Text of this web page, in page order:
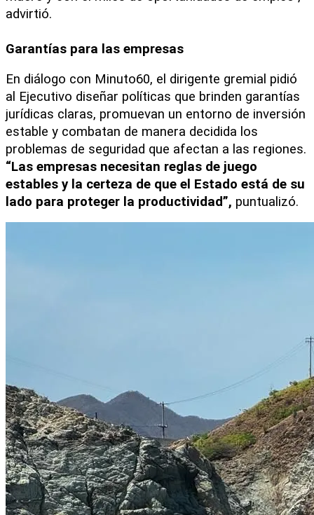
advirtió.
Garantías para las empresas
En diálogo con Minuto60, el dirigente gremial pidió
al Ejecutivo diseñar políticas que brinden garantías
jurídicas claras, promuevan un entorno de inversión
estable y combatan de manera decidida los
“Las empresas necesitan reglas de juego
estables y la certeza de que el Estado está de su
lado para proteger la productividad”, puntualizó.